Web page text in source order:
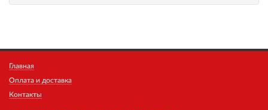
Главная
Оплата и доставка
Контакты